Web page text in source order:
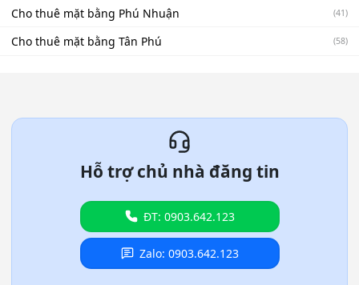
Cho thuê mặt bằng Phú Nhuận (41)
Cho thuê mặt bằng Tân Phú (58)
Hỗ trợ chủ nhà đăng tin
ĐT: 0903.642.123
Zalo: 0903.642.123